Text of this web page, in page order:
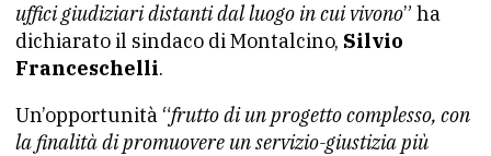
uffici giudiziari distanti dal luogo in cui vivono” ha
dichiarato il sindaco di Montalcino, Silvio
Franceschelli.
Un’opportunità “frutto di un progetto complesso, con
la finalità di promuovere un servizio-giustizia più